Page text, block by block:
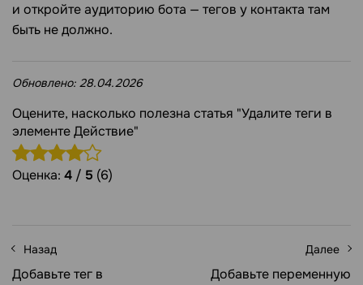
и откройте аудиторию бота — тегов у контакта там
быть не должно.
Обновлено: 28.04.2026
Оцените, насколько полезна статья "Удалите теги в
элементе Действие"
Оценка: 4 / 5 (6)
Назад
Добавьте тег в
Далее
Добавьте переменную